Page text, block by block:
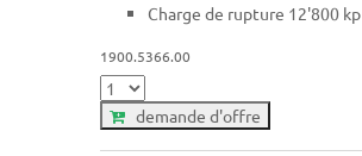
Charge de rupture 12'800 kp
1900.5366.00
demande d'offre